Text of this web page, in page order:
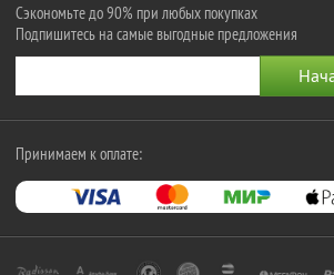
Сэкономьте до 90% при любых покупках
Подпишитесь на самые выгодные предложения
Принимаем к оплате: